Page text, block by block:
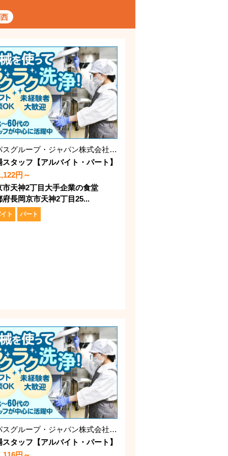
コンパスグループ・ジャパン株式会社 21305_p
スタッフ【アルバイト・パート】
円～
市天神2丁目大手企業の食堂
府長岡京市天神2丁目25...
ト パート
コンパスグループ・ジャパン株式会社 39531_p
スタッフ【アルバイト・パート】